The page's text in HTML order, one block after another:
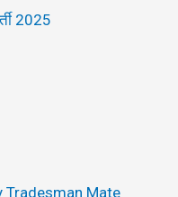
2025
Tradesman Mate